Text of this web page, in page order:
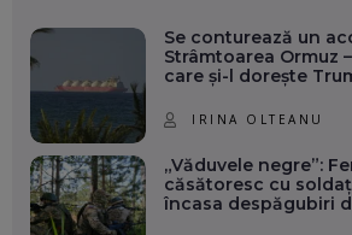
Se conturează un
Strâmtoarea Ormuz
care și-l dorește
IRINA OLTEANU
„Văduvele negre”:
căsătoresc cu
încasa despăgubiri